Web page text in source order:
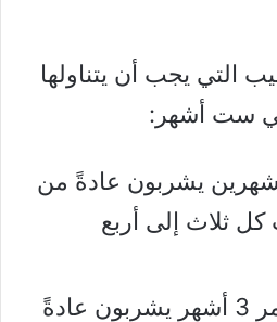
التي يجب أن يتناولها
ست أشهر:
يشربون عادةً من
كل ثلاث إلى أربع
لكن الأطفال بعمر 3 أشهر يشربون عادةً